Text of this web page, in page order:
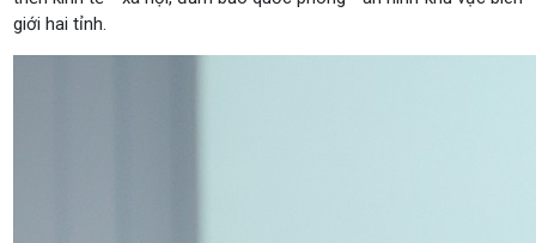
giới hai tỉnh.